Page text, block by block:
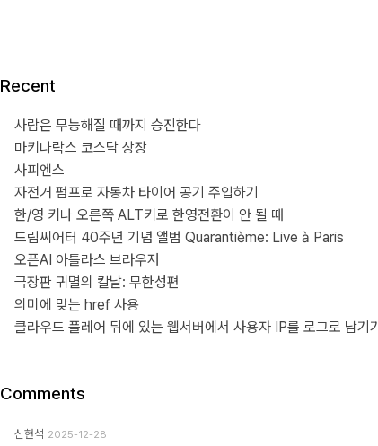
Recent
사람은 무능해질 때까지 승진한다
마키나락스 코스닥 상장
사피엔스
자전거 펌프로 자동차 타이어 공기 주입하기
한/영 키나 오른쪽 ALT키로 한영전환이 안 될 때
드림씨어터 40주년 기념 앨범 Quarantième: Live à Paris
오픈AI 아틀라스 브라우저
극장판 귀멸의 칼날: 무한성편
의미에 맞는 href 사용
클라우드 플레어 뒤에 있는 웹서버에서 사용자 IP를 로그로 남기기
Comments
신현석 2025-12-28